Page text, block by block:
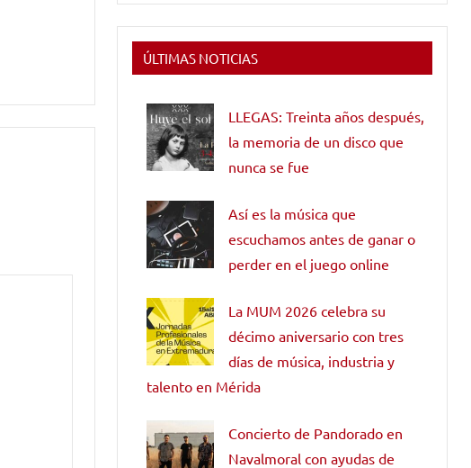
ÚLTIMAS NOTICIAS
LLEGAS: Treinta años después,
la memoria de un disco que
nunca se fue
Así es la música que
escuchamos antes de ganar o
perder en el juego online
La MUM 2026 celebra su
décimo aniversario con tres
días de música, industria y
talento en Mérida
Concierto de Pandorado en
Navalmoral con ayudas de